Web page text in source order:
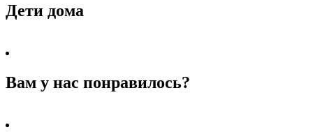
Дети дома
Вам у нас понравилось?